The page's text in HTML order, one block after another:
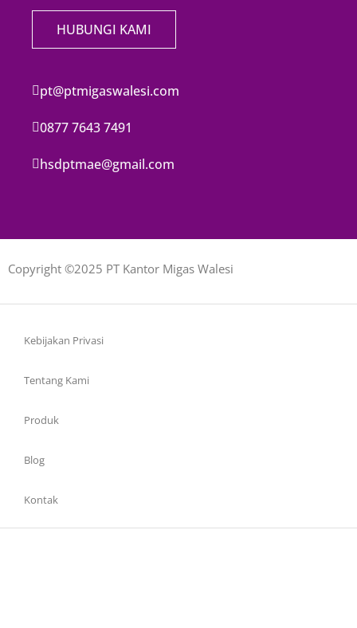
HUBUNGI KAMI
pt@ptmigaswalesi.com
0877 7643 7491
hsdptmae@gmail.com
Copyright ©2025 PT Kantor Migas Walesi
Kebijakan Privasi
Tentang Kami
Produk
Blog
Kontak